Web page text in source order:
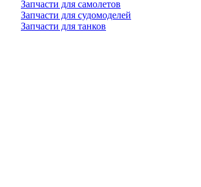
Запчасти для самолетов
Запчасти для судомоделей
Запчасти для танков